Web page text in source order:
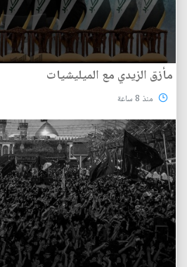
مأزق الزيدي مع الميليشيات
منذ 8 ساعة